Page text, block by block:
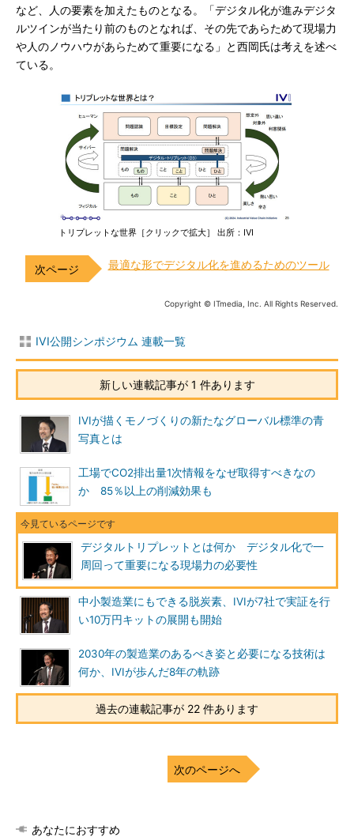
など、人の要素を加えたものとなる。「デジタル化が進みデジタ
ルツインが当たり前のものとなれば、その先であらためて現場力
や人のノウハウがあらためて重要になる」と西岡氏は考えを述べ
ている。
トリプレットな世界［クリックで拡大］ 出所：IVI
最適な形でデジタル化を進めるためのツール
Copyright © ITmedia, Inc. All Rights Reserved.
IVI公開シンポジウム 連載一覧
新しい連載記事が 1 件あります
IVIが描くモノづくりの新たなグローバル標準の青
写真とは
工場でCO2排出量1次情報をなぜ取得すべきなの
か 85％以上の削減効果も
デジタルトリプレットとは何か デジタル化で一
周回って重要になる現場力の必要性
中小製造業にもできる脱炭素、IVIが7社で実証を行
い10万円キットの展開も開始
2030年の製造業のあるべき姿と必要になる技術は
何か、IVIが歩んだ8年の軌跡
過去の連載記事が 22 件あります
次のページへ
あなたにおすすめ